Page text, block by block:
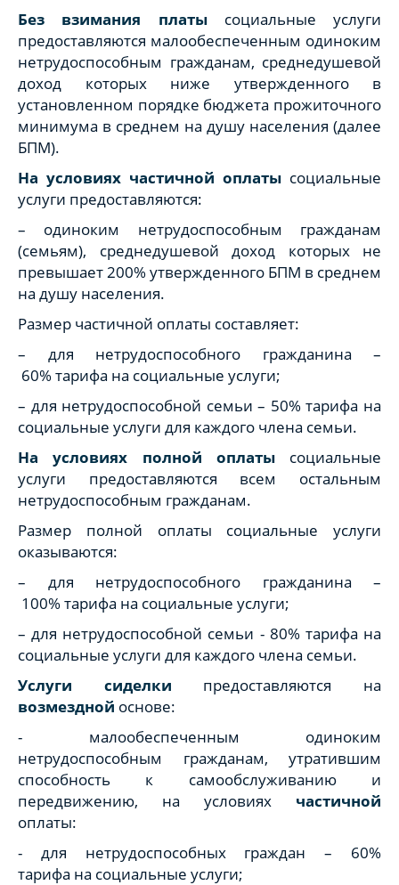
Без взимания платысоциальные услуги
предоставляются малообеспеченным одиноким
нетрудоспособным гражданам, среднедушевой
доход которых ниже утвержденного в
установленном порядке бюджета прожиточного
минимума в среднем на душу населения (далее
БПМ).
На условиях частичной оплаты социальные
услуги предоставляются:
– одиноким нетрудоспособным гражданам
(семьям), среднедушевой доход которых не
превышает 200% утвержденного БПМ в среднем
на душу населения.
Размер частичной оплаты составляет:
– для нетрудоспособного гражданина –
60% тарифа на социальные услуги;
– для нетрудоспособной семьи – 50% тарифа на
социальные услуги для каждого члена семьи.
На условиях полной оплатысоциальные
услуги предоставляются всем остальным
нетрудоспособным гражданам.
Размер полной оплаты социальные услуги
оказываются:
– для нетрудоспособного гражданина –
100% тарифа на социальные услуги;
– для нетрудоспособной семьи - 80% тарифа на
социальные услуги для каждого члена семьи.
Услуги сиделки предоставляются на
возмездной основе:
- малообеспеченным одиноким
нетрудоспособным гражданам, утратившим
способность к самообслуживанию и
передвижению, на условиях частичной
оплаты:
- для нетрудоспособных граждан – 60%
тарифа на социальные услуги;